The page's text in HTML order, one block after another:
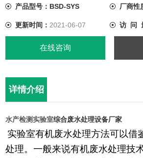
废水的治理也以生化法作为主要的处理手段
产品型号：BSD-SYS 厂商性
更新时间： 2021-06-07 访 问
在线咨询
详情介绍
水产检测实验室综合废水处理设备厂家
实验室有机废水处理方法可以借
处理。一般来说有机废水处理技